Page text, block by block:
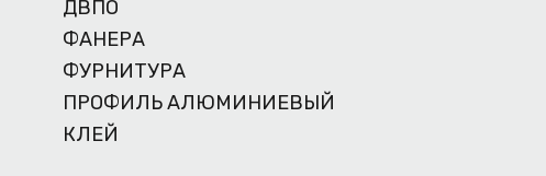
ДВПО
ФАНЕРА
ФУРНИТУРА
ПРОФИЛЬ АЛЮМИНИЕВЫЙ
КЛЕЙ